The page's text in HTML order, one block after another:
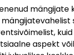
mängijate
aspekt